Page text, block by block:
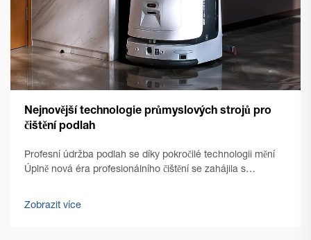
Nejnovější technologie průmyslových strojů pro
čištění podlah
Profesní údržba podlah se díky pokročilé technologii mění
Úplně nová éra profesionálního čištění se zahájila s
komerčním prostředí. Řízení zařízení se od té doby
Zobrazit více